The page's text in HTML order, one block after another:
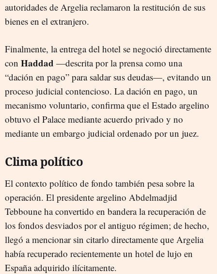
autoridades de Argelia reclamaron la restitución de sus
bienes en el extranjero.
Finalmente, la entrega del hotel se negoció directamente
con Haddad —descrita por la prensa como una
“dación en pago” para saldar sus deudas—, evitando un
proceso judicial contencioso. La dación en pago, un
mecanismo voluntario, confirma que el Estado argelino
obtuvo el Palace mediante acuerdo privado y no
mediante un embargo judicial ordenado por un juez.
Clima político
El contexto político de fondo también pesa sobre la
operación. El presidente argelino Abdelmadjid
Tebboune ha convertido en bandera la recuperación de
los fondos desviados por el antiguo régimen; de hecho,
llegó a mencionar sin citarlo directamente que Argelia
había recuperado recientemente un hotel de lujo en
España adquirido ilícitamente.